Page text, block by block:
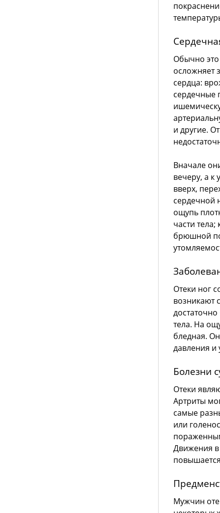
Обычно
осложняет
сердца:
сердечные
и другие.
Вначале
вечеру, а к
вверх,
сердечной
ощупь
части
брюшной
Отеки ног
возникают
тела. На
бледная.
давления
Болезни
Отеки
Артриты
самые
или
Движения в
Мужчин